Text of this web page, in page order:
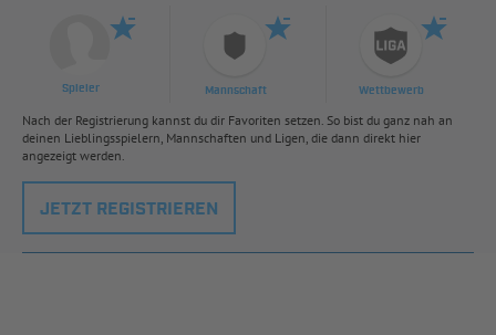
Spieler Mannschaft Wettbewerb
Nach der Registrierung kannst du dir Favoriten setzen. So bist du ganz nah an
deinen Lieblingsspielern, Mannschaften und Ligen, die dann direkt hier
angezeigt werden.
JETZT REGISTRIEREN